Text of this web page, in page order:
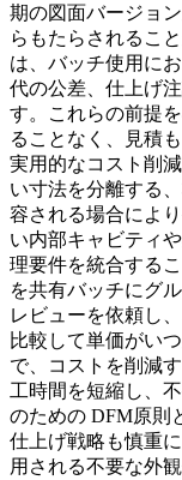
期の図面バージョ
らもたらされるこ
は、バッチ使用に
代の公差、仕上げ
す。これらの前提
ることなく、見積
実用的なコスト削
い寸法を分離する
容される場合によ
い内部キャビティ
理要件を統合する
を共有バッチにグ
レビューを依頼し
比較して単価がい
で、コストを削減
工時間を短縮し、
のための DFM原則
仕上げ戦略も慎重
用される不要な外